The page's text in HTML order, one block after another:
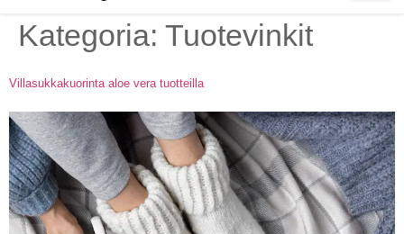
Kategoria: Tuotevinkit
Villasukkakuorinta aloe vera tuotteilla